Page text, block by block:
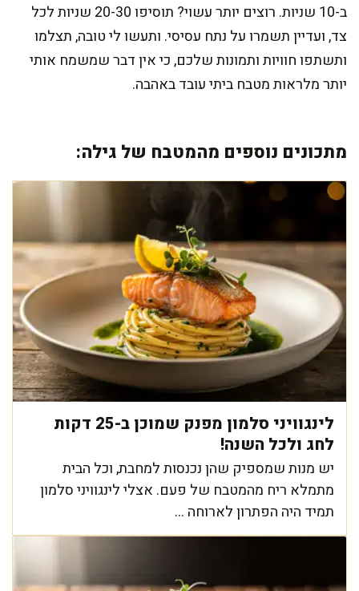
ב-10 שניות. רוצים יותר עשוי? תוסיפו 20-30 שניות לכל
צד, ועדיין תשמרו על נתח עסיסי. ותעשו לי טובה, תצלמו
ותשתפו חוויות ותמונות שלכם, כי אין דבר שמשמח אותי
יותר מלראות מטבח ביתי עובד באהבה.
מתכונים נוספים מהמטבח של גילה:
לינגוויני סלמון מפנק שמוכן ב-25 דקות
לחג ולכל השנה!
יש מנות שמספיק שהן נכנסות למחבת, וכל הבית
מתמלא ריח מהמטבח של פעם. אצלי לינגוויני סלמון
תמיד היה הפתרון לארוחה ...